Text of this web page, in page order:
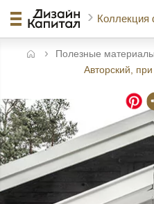
Коллекция
Полезные материалы
Авторский,